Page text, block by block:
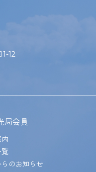
12
局会員
覧
のお知らせ